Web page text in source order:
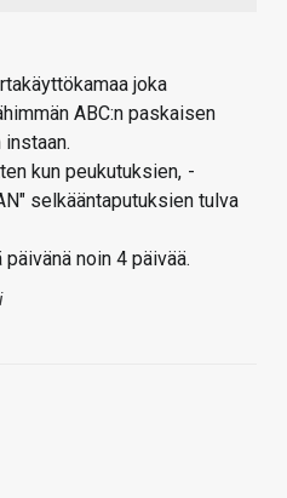
joka
ABC:n paskaisen
kun peukutuksien, -
selkääntaputuksien tulva
noin 4 päivää.